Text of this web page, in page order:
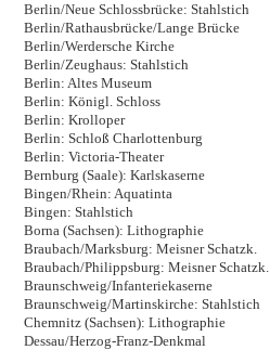
Berlin/Neue Schlossbrücke: Stahlstich
Berlin/Rathausbrücke/Lange Brücke
Berlin/Werdersche Kirche
Berlin/Zeughaus: Stahlstich
Berlin: Altes Museum
Berlin: Königl. Schloss
Berlin: Krolloper
Berlin: Schloß Charlottenburg
Berlin: Victoria-Theater
Bernburg (Saale): Karlskaserne
Bingen/Rhein: Aquatinta
Bingen: Stahlstich
Borna (Sachsen): Lithographie
Braubach/Marksburg: Meisner Schatzk.
Braubach/Philippsburg: Meisner Schatzk.
Braunschweig/Infanteriekaserne
Braunschweig/Martinskirche: Stahlstich
Chemnitz (Sachsen): Lithographie
Dessau/Herzog-Franz-Denkmal